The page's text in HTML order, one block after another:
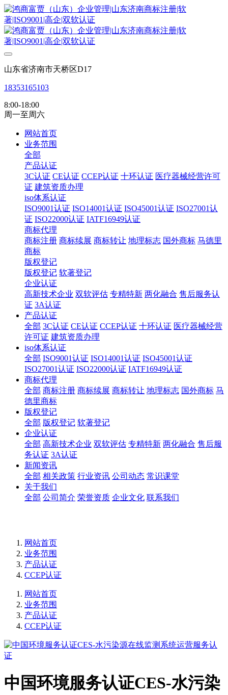
山东省济南市天桥区D17
18353165103
8:00-18:00
周一至周六
网站首页
业务范围
全部
产品认证
3C认证 CE认证 CCEP认证 十环认证 医疗器械经营许可
证 建筑资质办理
iso体系认证
ISO9001认证 ISO14001认证 ISO45001认证 ISO27001认
证 ISO22000认证 IATF16949认证
商标代理
商标注册 商标续展 商标转让 地理标志 国外商标 马德里
商标
版权登记
版权登记 软著登记
企业认证
高新技术企业 双软评估 专精特新 两化融合 售后服务认
证 3A认证
产品认证
全部 3C认证 CE认证 CCEP认证 十环认证 医疗器械经营
许可证 建筑资质办理
iso体系认证
全部 ISO9001认证 ISO14001认证 ISO45001认证
ISO27001认证 ISO22000认证 IATF16949认证
商标代理
全部 商标注册 商标续展 商标转让 地理标志 国外商标 马
德里商标
版权登记
全部 版权登记 软著登记
企业认证
全部 高新技术企业 双软评估 专精特新 两化融合 售后服
务认证 3A认证
新闻资讯
全部 相关政策 行业资讯 公司动态 常识课堂
关于我们
全部 公司简介 荣誉资质 企业文化 联系我们
网站首页
业务范围
产品认证
CCEP认证
网站首页
业务范围
产品认证
CCEP认证
中国环境服务认证CES-水污染